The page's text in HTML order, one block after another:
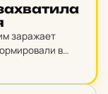
заражает
в
в